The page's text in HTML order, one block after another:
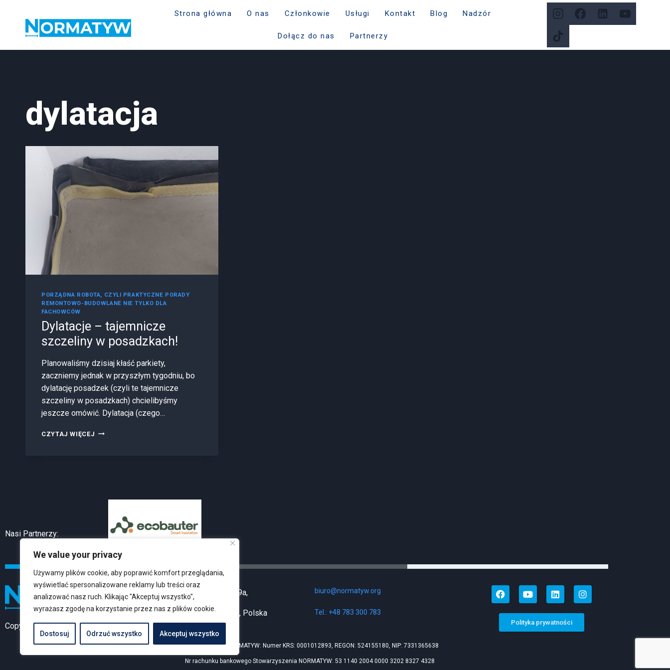
We value your privacy
Używamy plików cookie, aby poprawić komfort przeglądania,
wyświetlać spersonalizowane reklamy lub treści oraz
analizować nasz ruch. Klikając "Akceptuj wszystko",
wyrażasz zgodę na korzystanie przez nas z plików cookie.
Dostosuj Odrzuć wszystko Akceptuj wszystko
Strona główna O nas Członkowie Usługi Kontakt Blog Nadzór
Dołącz do nas Partnerzy
dylatacja
PORZĄDNA ROBOTA, CZYLI PRAKTYCZNE PORADY
REMONTOWO-BUDOWLANE NIE TYLKO DLA
FACHOWCÓW
Dylatacje – tajemnicze
szczeliny w posadzkach!
Planowaliśmy dzisiaj kłaść parkiety,
zaczniemy jednak w przyszłym tygodniu, bo
dylatację posadzek (czyli te tajemnicze
szczeliny w posadzkach) chcielibyśmy
jeszcze omówić. Dylatacja (czego…
CZYTAJ WIĘCEJ
Nasi Partnerzy:
Copyright © 2026 Normatyw
Klęk 29a,
95-010 Klęk, Polska
biuro@normatyw.org
Tel.: +48 783 300 783
Polityka prywatności
Stowarzyszenie NORMATYW: Numer KRS: 0001012893, REGON: 524155180, NIP: 7331365638
Nr rachunku bankowego Stowarzyszenia NORMATYW: 53 1140 2004 0000 3202 8327 4328